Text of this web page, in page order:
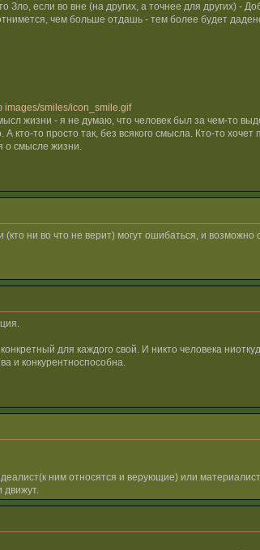
Зло, если во вне (на других, а точнее для других)
чем больше отдашь - тем более будет
images/smiles/icon_smile.gif
жизни - я не думаю, что человек был за чем-то
кто-то просто так, без всякого смысла. Кто-то
о смысле жизни.
(кто ни во что не верит) могут ошибаться, и
для каждого свой. И никто человека
и конкурентноспособна.
ним относятся и верующие) или
движут.